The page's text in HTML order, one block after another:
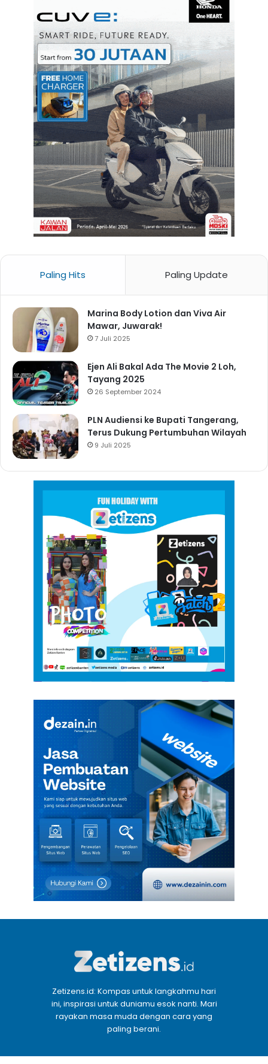
Paling Hits Paling Update
Marina Body Lotion dan Viva Air
Mawar, Juwarak!
7 Juli 2025
Ejen Ali Bakal Ada The Movie 2 Loh,
Tayang 2025
26 September 2024
PLN Audiensi ke Bupati Tangerang,
Terus Dukung Pertumbuhan Wilayah
9 Juli 2025
Zetizens.id: Kompas untuk langkahmu hari
ini, inspirasi untuk duniamu esok nanti. Mari
rayakan masa muda dengan cara yang
paling berani.